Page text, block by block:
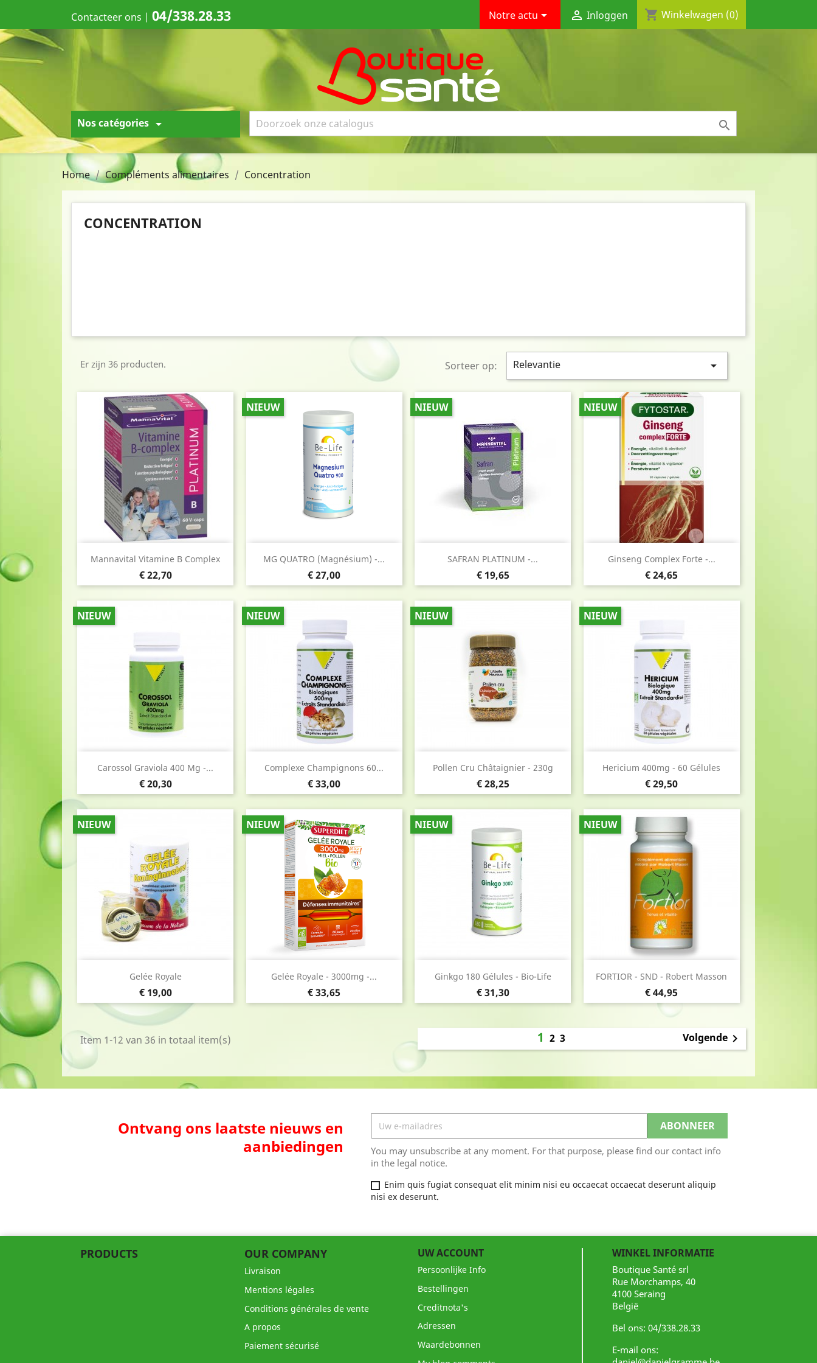
Contacteer ons | 04/338.28.33 Notre actu  Inloggen shopping_cart Winkelwagen (0)
Nos catégories  
Home Compléments alimentaires Concentration
CONCENTRATION
Er zijn 36 producten. Sorteer op: Relevantie 
Mannavital Vitamine B Complex
Prijs
€ 22,70
Snel bekijken MG QUATRO (Magnésium) -...
Prijs
€ 27,00
NIEUW
Snel bekijken SAFRAN PLATINUM -...
Prijs
€ 19,65
NIEUW
Snel bekijken Ginseng Complex Forte -...
Prijs
€ 24,65
NIEUW
Snel bekijken
Carossol Graviola 400 Mg -...
Prijs
€ 20,30
NIEUW
Snel bekijken Complexe Champignons 60...
Prijs
€ 33,00
NIEUW
Snel bekijken Pollen Cru Châtaignier - 230g
Prijs
€ 28,25
NIEUW
Snel bekijken Hericium 400mg - 60 Gélules
Prijs
€ 29,50
NIEUW
Snel bekijken
Gelée Royale
Prijs
€ 19,00
NIEUW
Snel bekijken Gelée Royale - 3000mg -...
Prijs
€ 33,65
NIEUW
Snel bekijken Ginkgo 180 Gélules - Bio-Life
Prijs
€ 31,30
NIEUW
Snel bekijken FORTIOR - SND - Robert Masson
Prijs
€ 44,95
NIEUW
 Snel bekijken
Item 1-12 van 36 in totaal item(s) 1 2 3 Volgende
Ontvang ons laatste nieuws en
aanbiedingen
You may unsubscribe at any moment. For that purpose, please find our contact info
in the legal notice.
Enim quis fugiat consequat elit minim nisi eu occaecat occaecat deserunt aliquip
nisi ex deserunt.
PRODUCTS OUR COMPANY
Livraison
Mentions légales
Conditions générales de vente
A propos
Paiement sécurisé
UW ACCOUNT
Persoonlijke Info
Bestellingen
Creditnota's
Adressen
Waardebonnen
WINKEL INFORMATIE
Boutique Santé srl
Rue Morchamps, 40
4100 Seraing
België
Bel ons: 04/338.28.33
E-mail ons: